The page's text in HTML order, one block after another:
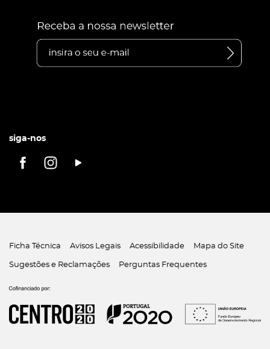
siga-nos
Ficha Técnica Avisos Legais Acessibilidade Mapa do Site
Sugestões e Reclamações Perguntas Frequentes